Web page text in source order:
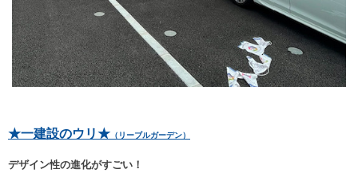
★一建設のウリ★ （リーブルガーデン）
デザイン性の進化がすごい！